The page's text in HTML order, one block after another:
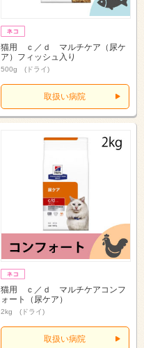
猫用 ｃ／ｄ マルチケア（尿ケ
ア）フィッシュ入り
500g (ドライ)
取扱い病院
猫用 ｃ／ｄ マルチケアコンフ
ォート（尿ケア）
2kg (ドライ)
取扱い病院